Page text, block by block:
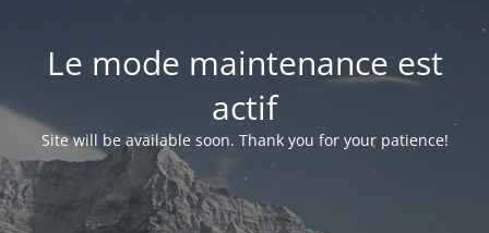
Le mode maintenance est
actif
Site will be available soon. Thank you for your patience!